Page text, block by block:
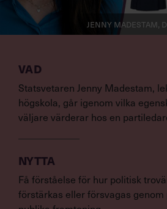
VAD
Statsvetaren Jenny Madestam,
högskola, går igenom vilka
väljare värderar hos en
NYTTA
Få förståelse för hur politisk
förstärkas eller försvagas
Jenny Madestam,